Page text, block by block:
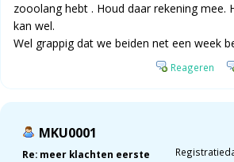
zooolang hebt . Houd daar rekening mee.
kan wel.
Wel grappig dat we beiden net een week
Reageren
MKU0001
Re: meer klachten eerste